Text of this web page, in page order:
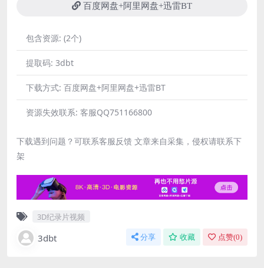
百度网盘+阿里网盘+迅雷BT
包含资源: (2个)
提取码: 3dbt
下载方式: 百度网盘+阿里网盘+迅雷BT
资源失效联系: 客服QQ751166800
下载遇到问题？可联系客服反馈 文章来自采集，侵权请联系下
架
3D纪录片视频
3dbt 分享 收藏 点赞(0)